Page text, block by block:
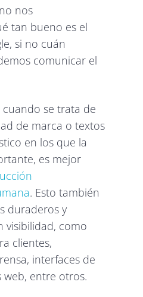
nos
tan bueno es el
si no cuán
comunicar el
cuando se trata de
de marca o textos
en los que la
es mejor
. Esto también
duraderos y
visibilidad, como
clientes,
interfaces de
web, entre otros.